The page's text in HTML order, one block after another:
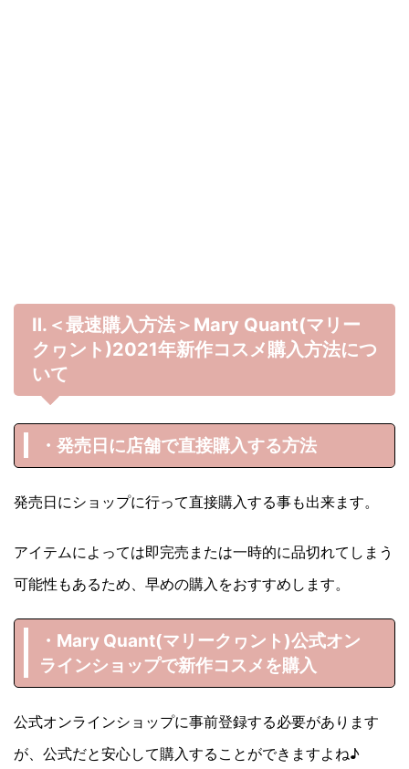
Ⅱ.＜最速購入方法＞Mary Quant(マリー
クヮント)2021年新作コスメ購入方法につ
いて
・発売日に店舗で直接購入する方法
発売日にショップに行って直接購入する事も出来ます。
アイテムによっては即完売または一時的に品切れてしまう
可能性もあるため、早めの購入をおすすめします。
・Mary Quant(マリークヮント)公式オン
ラインショップで新作コスメを購入
公式オンラインショップに事前登録する必要があります
が、公式だと安心して購入することができますよね♪